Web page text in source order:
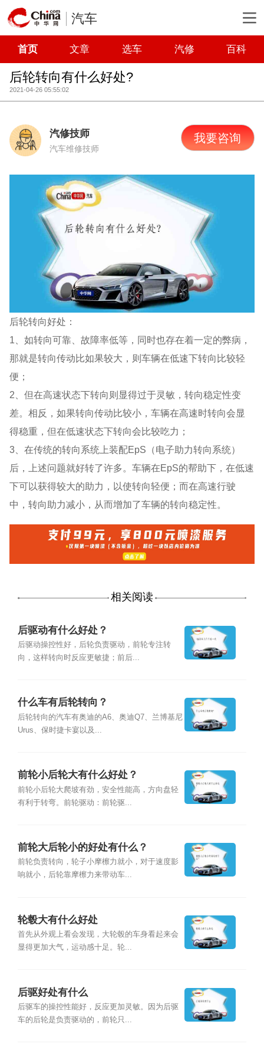
汽车
首页 文章 选车 汽修 百科
后轮转向有什么好处?
2021-04-26 05:55:02
汽修技师
汽车维修技师
我要咨询
后轮转向好处：
1、如转向可靠、故障率低等，同时也存在着一定的弊病，
那就是转向传动比如果较大，则车辆在低速下转向比较轻
便；
2、但在高速状态下转向则显得过于灵敏，转向稳定性变
差。相反，如果转向传动比较小，车辆在高速时转向会显
得稳重，但在低速状态下转向会比较吃力；
3、在传统的转向系统上装配EpS（电子助力转向系统）
后，上述问题就好转了许多。车辆在EpS的帮助下，在低速
下可以获得较大的助力，以使转向轻便；而在高速行驶
中，转向助力减小，从而增加了车辆的转向稳定性。
相关阅读
后驱动有什么好处？
后驱动操控性好，后轮负责驱动，前轮专注转
向，这样转向时反应更敏捷；前后...
什么车有后轮转向？
后轮转向的汽车有奥迪的A6、奥迪Q7、兰博基尼
Urus、保时捷卡宴以及...
前轮小后轮大有什么好处？
前轮小后轮大爬坡有劲，安全性能高，方向盘轻
有利于转弯。前轮驱动：前轮驱...
前轮大后轮小的好处有什么？
前轮负责转向，轮子小摩檫力就小，对于速度影
响就小，后轮靠摩檫力来带动车...
轮毂大有什么好处
首先从外观上看会发现，大轮毂的车身看起来会
显得更加大气，运动感十足。轮...
后驱好处有什么
后驱车的操控性能好，反应更加灵敏。因为后驱
车的后轮是负责驱动的，前轮只...